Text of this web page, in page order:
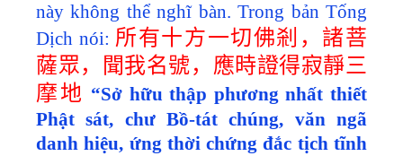
này không thể nghĩ bàn. Trong bản Tống
Dịch nói: 所有十方一切佛剎，諸菩
薩眾，聞我名號，應時證得寂靜三
摩地 “Sở hữu thập phương nhất thiết
Phật sát, chư Bồ-tát chúng, văn ngã
danh hiệu, ứng thời chứng đắc tịch tĩnh